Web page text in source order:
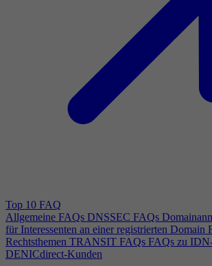
Top 10 FAQ
Allgemeine FAQs DNSSEC FAQs
für Interessenten an einer registrierten Domain
Rechtsthemen TRANSIT FAQs FAQs zu
DENICdirect-Kunden